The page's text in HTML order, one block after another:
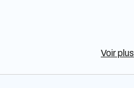
Voir plus